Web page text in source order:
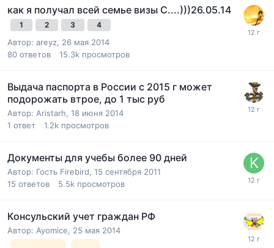
как я получал всей семье визы С....)))26.05.14
1 2 3 4
Автор: areyz, 26 мая 2014
80 ответов 15.3k просмотров
Выдача паспорта в России с 2015 г может
подорожать втрое, до 1 тыс руб
Автор: Aristarh, 18 июня 2014
1 ответ 1.2k просмотров
Документы для учебы более 90 дней
Автор: Гость Firebird, 15 сентября 2011
15 ответов 5.5k просмотров
Консульский учет граждан РФ
Автор: Ayomice, 25 мая 2014